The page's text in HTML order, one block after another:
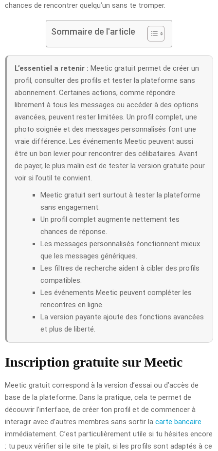
chances de rencontrer quelqu’un sans te tromper.
Sommaire de l'article
L’essentiel a retenir : Meetic gratuit permet de créer un
profil, consulter des profils et tester la plateforme sans
abonnement. Certaines actions, comme répondre
librement à tous les messages ou accéder à des options
avancées, peuvent rester limitées. Un profil complet, une
photo soignée et des messages personnalisés font une
vraie différence. Les événements Meetic peuvent aussi
être un bon levier pour rencontrer des célibataires. Avant
de payer, le plus malin est de tester la version gratuite pour
voir si l’outil te convient.
Meetic gratuit sert surtout à tester la plateforme
sans engagement.
Un profil complet augmente nettement tes
chances de réponse.
Les messages personnalisés fonctionnent mieux
que les messages génériques.
Les filtres de recherche aident à cibler des profils
compatibles.
Les événements Meetic peuvent compléter les
rencontres en ligne.
La version payante ajoute des fonctions avancées
et plus de liberté.
Inscription gratuite sur Meetic
Meetic gratuit correspond à la version d’essai ou d’accès de
base de la plateforme. Dans la pratique, cela te permet de
découvrir l’interface, de créer ton profil et de commencer à
interagir avec d’autres membres sans sortir la carte bancaire
immédiatement. C’est particulièrement utile si tu hésites encore
: tu peux vérifier si le site te plaît, si les profils sont adaptés à ce